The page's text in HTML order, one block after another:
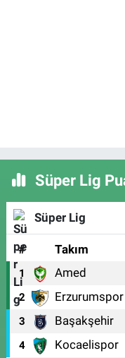
Süper Lig
Süper Lig
# Takım
1 Amed
2 Erzurumspor
3 Başakşehir
4 Kocaelispor